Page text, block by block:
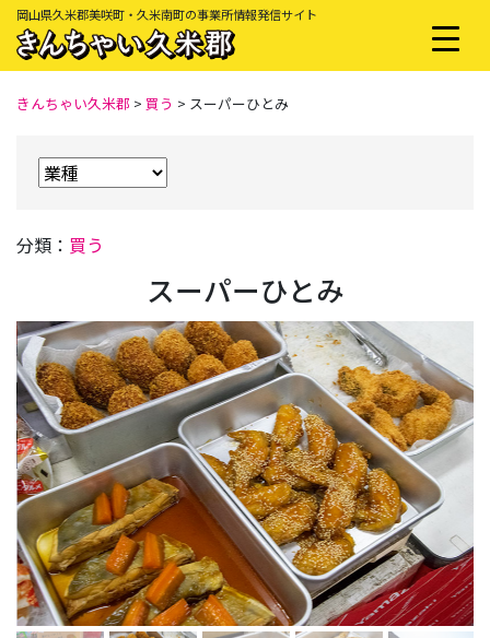
岡山県久米郡美咲町・久米南町の事業所情報発信サイト
きんちゃい久米郡 > 買う > スーパーひとみ
分類： 買う
スーパーひとみ